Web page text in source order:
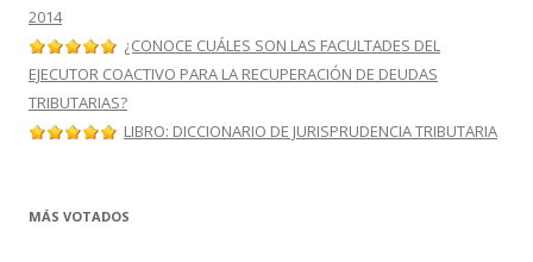
2014
¿CONOCE CUÁLES SON LAS FACULTADES DEL
EJECUTOR COACTIVO PARA LA RECUPERACIÓN DE DEUDAS
TRIBUTARIAS?
LIBRO: DICCIONARIO DE JURISPRUDENCIA TRIBUTARIA
MÁS VOTADOS